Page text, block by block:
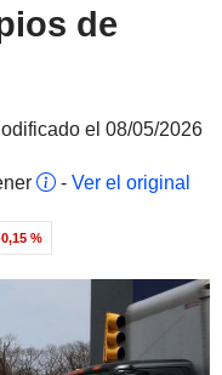
de
el 08/05/2026
- Ver el original
%